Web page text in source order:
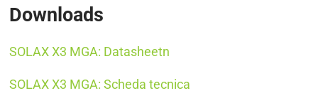
Downloads
SOLAX X3 MGA: Datasheetn
SOLAX X3 MGA: Scheda tecnica